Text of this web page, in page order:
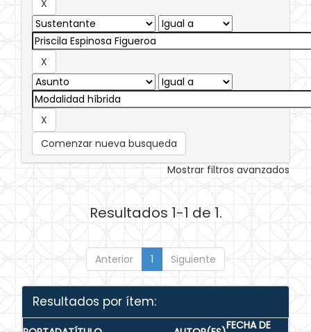
Comenzar nueva busqueda
Mostrar filtros avanzados
Resultados 1-1 de 1.
Anterior 1 Siguiente
Resultados por ítem:
FECHA DE